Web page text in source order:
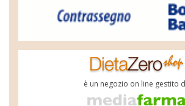
è un negozio on line gestito